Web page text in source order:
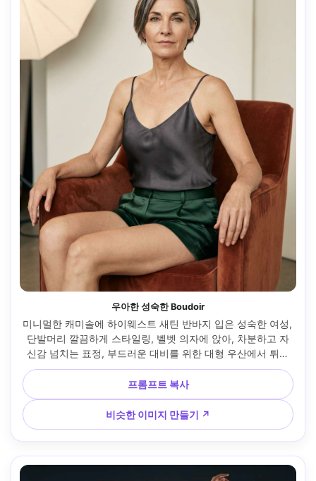
우아한 성숙한 Boudoir
미니멀한 캐미솔에 하이웨스트 새틴 반바지 입은 성숙한 여성,
단발머리 깔끔하게 스타일링, 벨벳 의자에 앉아, 차분하고 자
신감 넘치는 표정, 부드러운 대비를 위한 대형 우산에서 튀어
나온 스튜디오 스트로브, 라이카 SL2-S, 90mm, 세로 반체 프
레임, 세련된 컬러 그레이딩, 자연스러운 라인을 보존한 포토
리얼한 피부 질감, 고해상도, 날카로운 눈, 부드러운 시네마틱
조명 --ar 4:5
프롬프트 복사
비슷한 이미지 만들기 ↗